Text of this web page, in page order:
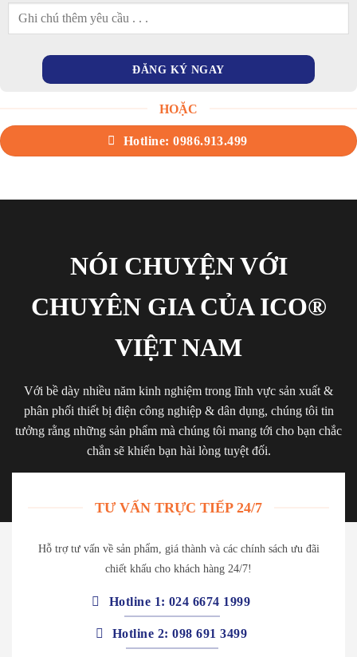
HOẶC
Hotline: 0986.913.499
NÓI CHUYỆN VỚI
CHUYÊN GIA CỦA ICO®
VIỆT NAM
Với bề dày nhiều năm kinh nghiệm trong lĩnh vực sản xuất &
phân phối thiết bị điện công nghiệp & dân dụng, chúng tôi tin
tưởng rằng những sản phẩm mà chúng tôi mang tới cho bạn chắc
chắn sẽ khiến bạn hài lòng tuyệt đối.
TƯ VẤN TRỰC TIẾP 24/7
Hỗ trợ tư vấn về sản phẩm, giá thành và các chính sách ưu đãi
chiết khấu cho khách hàng 24/7!
Hotline 1: 024 6674 1999
Hotline 2: 098 691 3499